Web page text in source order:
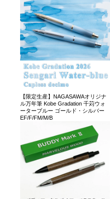
【限定生産】NAGASAWAオリジナ
ル万年筆 Kobe Gradation 千苅ウォ
ーターブルー ゴールド・シルバー
EF/F/FM/M/B